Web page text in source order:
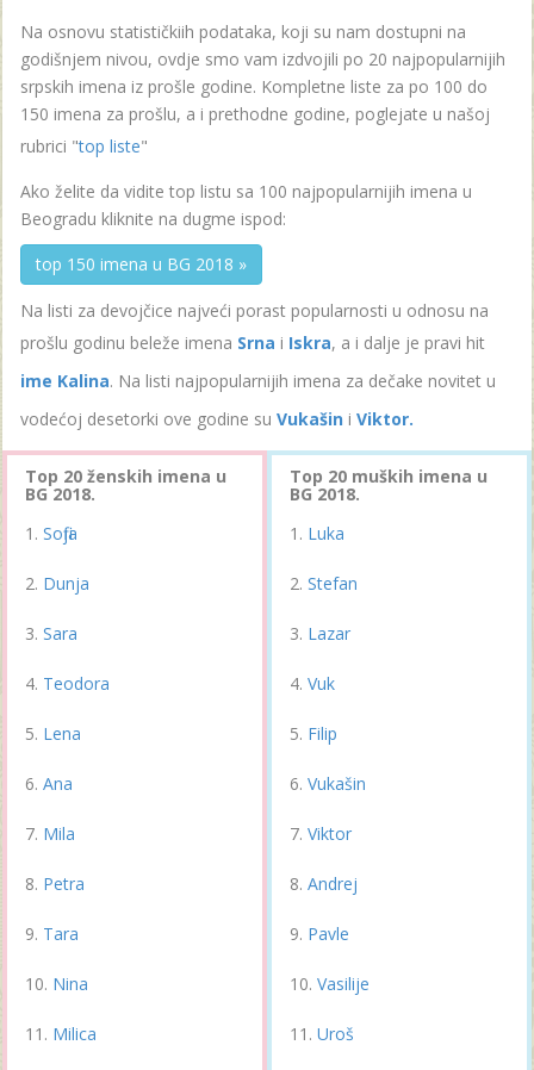
Na osnovu statističkiih podataka, koji su nam dostupni na
godišnjem nivou, ovdje smo vam izdvojili po 20 najpopularnijih
srpskih imena iz prošle godine. Kompletne liste za po 100 do
150 imena za prošlu, a i prethodne godine, poglejate u našoj
rubrici "top liste"
Ako želite da vidite top listu sa 100 najpopularnijih imena u
Beogradu kliknite na dugme ispod:
top 150 imena u BG 2018 »
Na listi za devojčice najveći porast popularnosti u odnosu na
prošlu godinu beleže imena Srna i Iskra, a i dalje je pravi hit
ime Kalina. Na listi najpopularnijih imena za dečake novitet u
vodećoj desetorki ove godine su Vukašin i Viktor.
Top 20 ženskih imena u
BG 2018.
Sofija
Dunja
Sara
Teodora
Lena
Ana
Mila
Petra
Tara
Nina
Milica
Top 20 muških imena u
BG 2018.
Luka
Stefan
Lazar
Vuk
Filip
Vukašin
Viktor
Andrej
Pavle
Vasilije
Uroš